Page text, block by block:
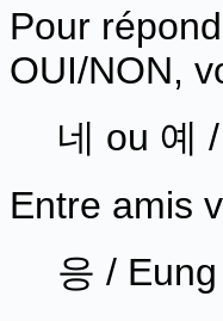
Pour
OUI/NON,
네 ou 예
Entre amis
응 /